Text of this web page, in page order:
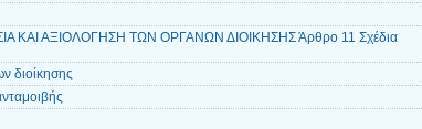
ΚΑΙ ΑΞΙΟΛΟΓΗΣΗ ΤΩΝ ΟΡΓΑΝΩΝ ΔΙΟΙΚΗΣΗΣ Άρθρο 11 Σχέδια
διοίκησης